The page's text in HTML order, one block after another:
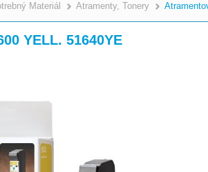
Materiál >
Atramenty, Tonery
YELL. 51640YE